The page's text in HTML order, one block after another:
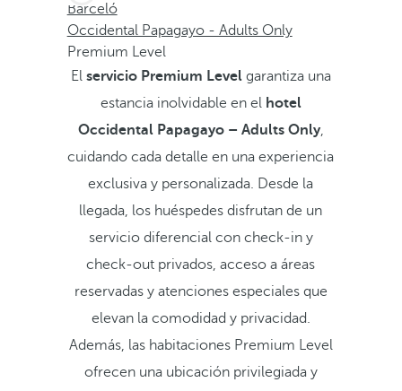
Barceló
Occidental Papagayo - Adults Only
Premium Level
El servicio Premium Levelgarantiza una
estancia inolvidable en elhotel
Occidental Papagayo – Adults Only,
cuidando cada detalle en una experiencia
exclusiva y personalizada. Desde la
llegada, los huéspedes disfrutan de un
servicio diferencial con check-in y
check-out privados, acceso a áreas
reservadas y atenciones especiales que
elevan la comodidad y privacidad.
Además, las habitaciones Premium Level
ofrecen una ubicación privilegiada y